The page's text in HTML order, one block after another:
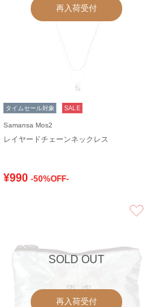
再入荷受付
タイムセール対象 SALE
Samansa Mos2
レイヤードチェーンネックレス
¥990 -50%OFF-
SOLD OUT
再入荷受付